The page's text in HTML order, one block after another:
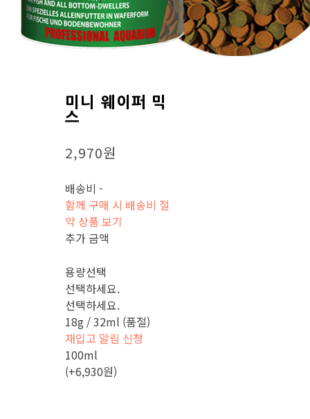
미니 웨이퍼 믹
스
2,970원
배송비-
함께 구매 시 배송비 절
약 상품 보기
추가 금액
용량선택
선택하세요.
선택하세요.
18g / 32ml (품절)
재입고 알림 신청
100ml
(+6,930원)